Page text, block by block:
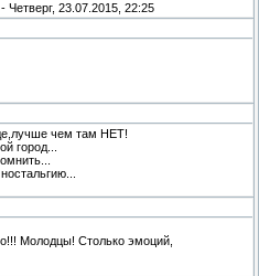
- Четверг, 23.07.2015, 22:25
чем там НЕТ!
город...
Молодцы! Столько эмоций,